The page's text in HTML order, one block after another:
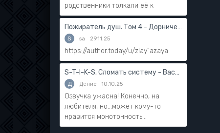
родственники толкали её к
Пожиратель душ. Том 4 - Дорничев Дмитрий
S sa 29.11.25
https://author.today/u/zlay"azaya
S-T-I-K-S. Сломать систему - Василий Мушинский
Д Денис 10.10.25
Озвучка ужасна! Конечно, на
любителя, но...может кому-то
нравится монотонность...